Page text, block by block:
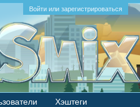
Войти или зарегистрироваться
Хэштеги